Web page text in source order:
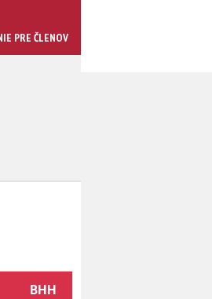
PRE ČLENOV
BHH